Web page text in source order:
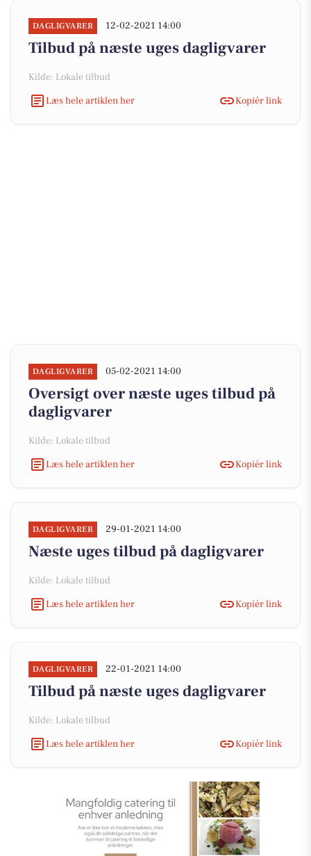
DAGLIGVARER 12-02-2021 14:00
Tilbud på næste uges dagligvarer
Kilde: Lokale tilbud
Læs hele artiklen her
Kopiér link
DAGLIGVARER 05-02-2021 14:00
Oversigt over næste uges tilbud på
dagligvarer
Kilde: Lokale tilbud
Læs hele artiklen her
Kopiér link
DAGLIGVARER 29-01-2021 14:00
Næste uges tilbud på dagligvarer
Kilde: Lokale tilbud
Læs hele artiklen her
Kopiér link
DAGLIGVARER 22-01-2021 14:00
Tilbud på næste uges dagligvarer
Kilde: Lokale tilbud
Læs hele artiklen her
Kopiér link